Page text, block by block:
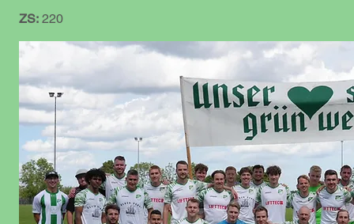
ZS: 220